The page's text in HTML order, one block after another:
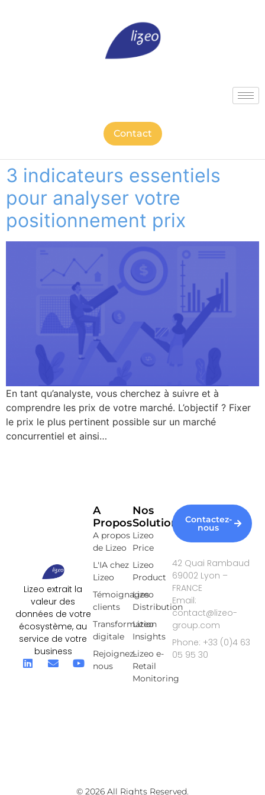
Contact
3 indicateurs essentiels
pour analyser votre
positionnement prix
En tant qu’analyste, vous cherchez à suivre et à
comprendre les prix de votre marché. L’objectif ? Fixer
le prix le plus pertinent possible sur un marché
concurrentiel et ainsi…
Lizeo extrait la
valeur des
données de votre
écosystème, au
service de votre
business
Nos
Solutions
Lizeo
Price
Lizeo
Product
Lizeo
Distribution
Lizeo
Insights
Lizeo e-
Retail
Monitoring
A
Propos
A propos
de Lizeo
L'IA chez
Lizeo
Témoignages
clients
Transformation
digitale
Rejoignez-
nous
Contactez-
nous
42 Quai Rambaud
69002 Lyon –
FRANCE
Email:
contact@lizeo-
group.com
Phone: +33 (0)4 63
05 95 30
© 2026 All Rights Reserved.